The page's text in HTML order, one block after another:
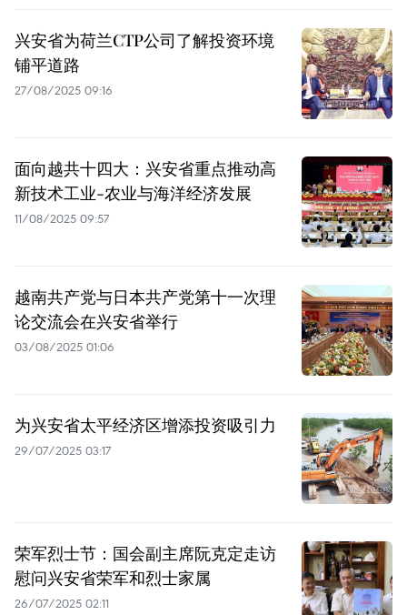
兴安省为荷兰CTP公司了解投资环境
铺平道路
27/08/2025 09:16
面向越共十四大：兴安省重点推动高
新技术工业-农业与海洋经济发展
11/08/2025 09:57
越南共产党与日本共产党第十一次理
论交流会在兴安省举行
03/08/2025 01:06
为兴安省太平经济区增添投资吸引力
29/07/2025 03:17
荣军烈士节：国会副主席阮克定走访
慰问兴安省荣军和烈士家属
26/07/2025 02:11